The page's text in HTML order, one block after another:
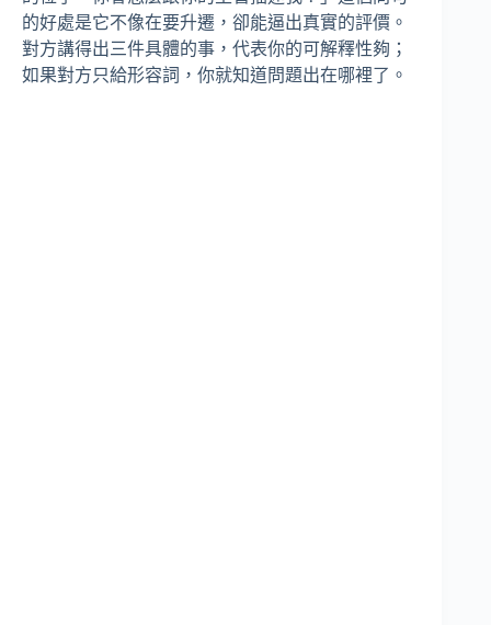
的好處是它不像在要升遷，卻能逼出真實的評價。
對方講得出三件具體的事，代表你的可解釋性夠；
如果對方只給形容詞，你就知道問題出在哪裡了。